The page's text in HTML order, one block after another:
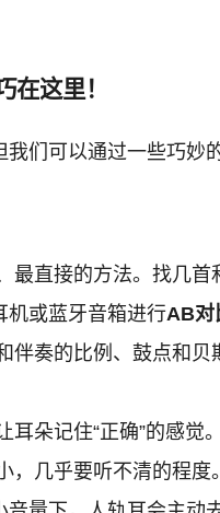
在这里！
们可以通过一些巧妙
最直接的方法。找几
机或蓝牙音箱进行AB对
伴奏的比例、鼓点和
耳朵记住“正确”的感觉。
，几乎要听不清的程